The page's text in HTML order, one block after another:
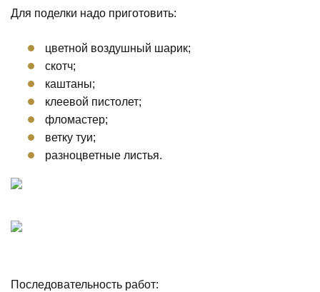
Для поделки надо приготовить:
цветной воздушный шарик;
скотч;
каштаны;
клеевой пистолет;
фломастер;
ветку туи;
разноцветные листья.
Последовательность работ: